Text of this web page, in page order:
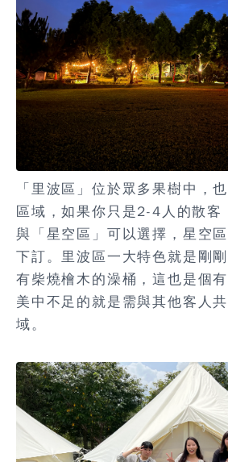
「里波區」位於眾多果樹中，
區域，如果你只是2-4人的散客
與「星空區」可以選擇，星空
下訂。里波區一大特色就是剛
有柴燒檜木的澡桶，這也是個
美中不足的就是需與其他客人
域。